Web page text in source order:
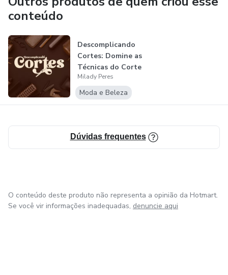
conteúdo
Descomplicando
Cortes: Domine as
Técnicas do Corte
Curto
Milady Peres
Moda e Beleza
Dúvidas frequentes
O conteúdo deste produto não representa a opinião da Hotmart.
Se você vir informações inadequadas, denuncie aqui